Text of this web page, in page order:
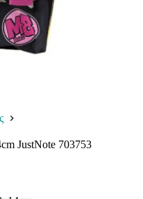
JustNote 703753